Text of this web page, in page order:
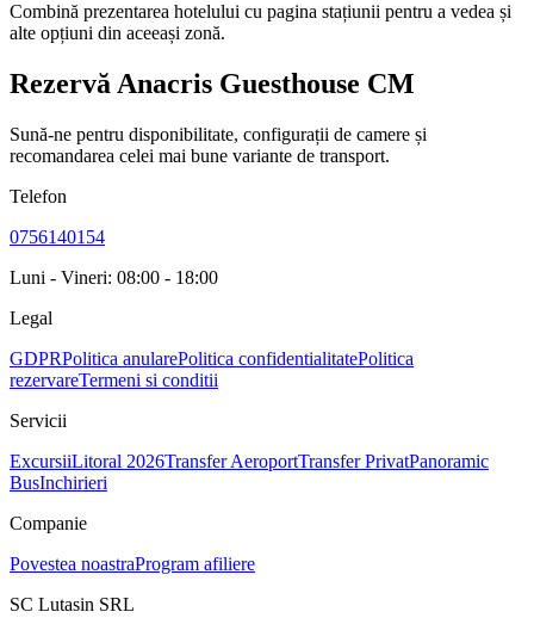
Combină prezentarea hotelului cu pagina stațiunii pentru a vedea și
alte opțiuni din aceeași zonă.
Rezervă Anacris Guesthouse CM
Sună-ne pentru disponibilitate, configurații de camere și
recomandarea celei mai bune variante de transport.
Telefon
0756140154
Luni - Vineri: 08:00 - 18:00
Legal
GDPRPolitica anularePolitica confidentialitatePolitica
rezervareTermeni si conditii
Servicii
ExcursiiLitoral 2026Transfer AeroportTransfer PrivatPanoramic
BusInchirieri
Companie
Povestea noastraProgram afiliere
SC Lutasin SRL